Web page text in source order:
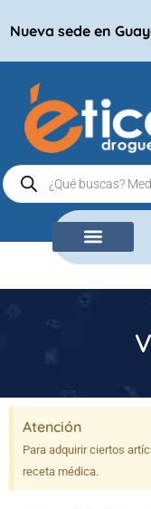
Nueva sede en
Atención
Para adquirir ciertos
receta médica.